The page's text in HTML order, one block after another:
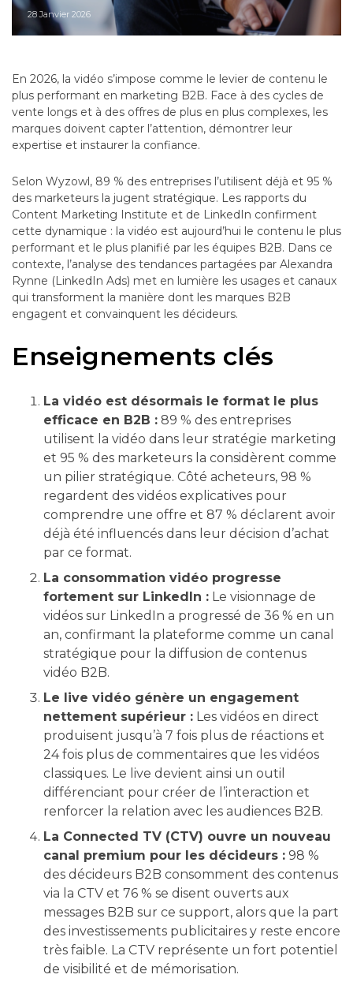
28 Janvier 2026
En 2026, la vidéo s’impose comme le levier de contenu le
plus performant en marketing B2B. Face à des cycles de
vente longs et à des offres de plus en plus complexes, les
marques doivent capter l’attention, démontrer leur
expertise et instaurer la confiance.
Selon Wyzowl, 89 % des entreprises l’utilisent déjà et 95 %
des marketeurs la jugent stratégique. Les rapports du
Content Marketing Institute et de LinkedIn confirment
cette dynamique : la vidéo est aujourd’hui le contenu le plus
performant et le plus planifié par les équipes B2B. Dans ce
contexte, l’analyse des tendances partagées par Alexandra
Rynne (LinkedIn Ads) met en lumière les usages et canaux
qui transforment la manière dont les marques B2B
engagent et convainquent les décideurs.
Enseignements clés
La vidéo est désormais le format le plus
efficace en B2B : 89 % des entreprises
utilisent la vidéo dans leur stratégie marketing
et 95 % des marketeurs la considèrent comme
un pilier stratégique. Côté acheteurs, 98 %
regardent des vidéos explicatives pour
comprendre une offre et 87 % déclarent avoir
déjà été influencés dans leur décision d’achat
par ce format.
La consommation vidéo progresse
fortement sur LinkedIn : Le visionnage de
vidéos sur LinkedIn a progressé de 36 % en un
an, confirmant la plateforme comme un canal
stratégique pour la diffusion de contenus
vidéo B2B.
Le live vidéo génère un engagement
nettement supérieur : Les vidéos en direct
produisent jusqu’à 7 fois plus de réactions et
24 fois plus de commentaires que les vidéos
classiques. Le live devient ainsi un outil
différenciant pour créer de l’interaction et
renforcer la relation avec les audiences B2B.
La Connected TV (CTV) ouvre un nouveau
canal premium pour les décideurs : 98 %
des décideurs B2B consomment des contenus
via la CTV et 76 % se disent ouverts aux
messages B2B sur ce support, alors que la part
des investissements publicitaires y reste encore
très faible. La CTV représente un fort potentiel
de visibilité et de mémorisation.